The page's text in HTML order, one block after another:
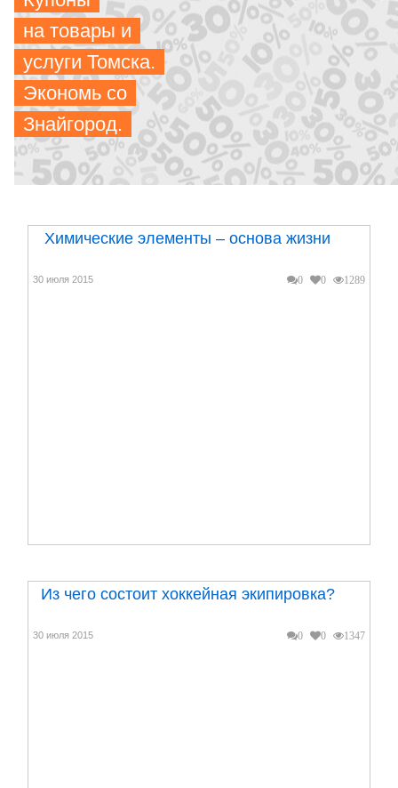
Сегодня практически все население смогло оценить
удобство онлайн-покупок и продаж. В интернете м...
на товары и
услуги Томска.
Экономь со
Знайгород.
Химические элементы – основа жизни
0 0 1289
30 июля 2015
Из чего состоит хоккейная экипировка?
0 0 1347
30 июля 2015